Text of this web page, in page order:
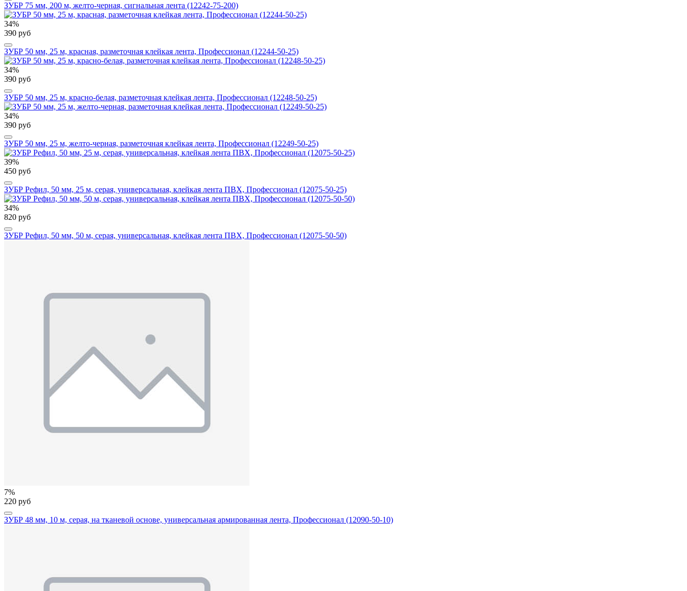
ЗУБР 75 мм, 200 м, желто-черная, сигнальная лента (12242-75-200)
34%
390 руб
ЗУБР 50 мм, 25 м, красная, разметочная клейкая лента, Профессионал (12244-50-25)
34%
390 руб
ЗУБР 50 мм, 25 м, красно-белая, разметочная клейкая лента, Профессионал (12248-50-25)
34%
390 руб
ЗУБР 50 мм, 25 м, желто-черная, разметочная клейкая лента, Профессионал (12249-50-25)
39%
450 руб
ЗУБР Рефил, 50 мм, 25 м, серая, универсальная, клейкая лента ПВХ, Профессионал (12075-50-25)
34%
820 руб
ЗУБР Рефил, 50 мм, 50 м, серая, универсальная, клейкая лента ПВХ, Профессионал (12075-50-50)
7%
220 руб
ЗУБР 48 мм, 10 м, серая, на тканевой основе, универсальная армированная лента, Профессионал (12090-50-10)